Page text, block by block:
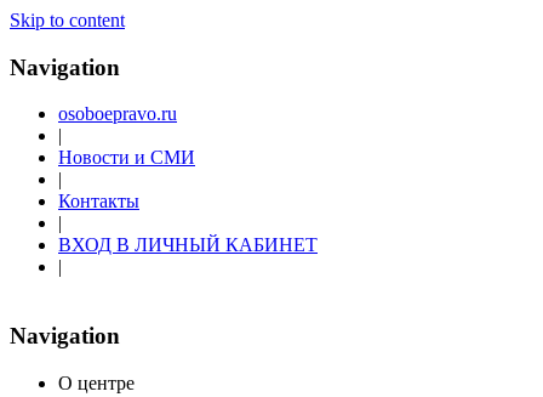
Skip to content
Navigation
osoboepravo.ru
|
Новости и СМИ
|
Контакты
|
ВХОД В ЛИЧНЫЙ КАБИНЕТ
|
Navigation
О центре